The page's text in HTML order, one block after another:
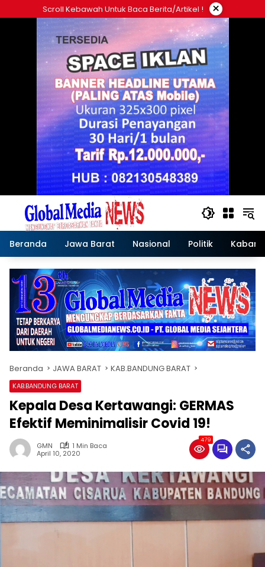
ke
Scroll Kebawah Untuk Baca Berita/artikel ! ×
Beranda Jawa Barat Nasional Politik Kabar
Beranda JAWA BARAT KAB.BANDUNG BARAT
KAB.BANDUNG BARAT
Kepala Desa Kertawangi: GERMAS
Efektif Meminimalisir Covid 19!
GMN
1 Min Baca
April 10, 2020
479